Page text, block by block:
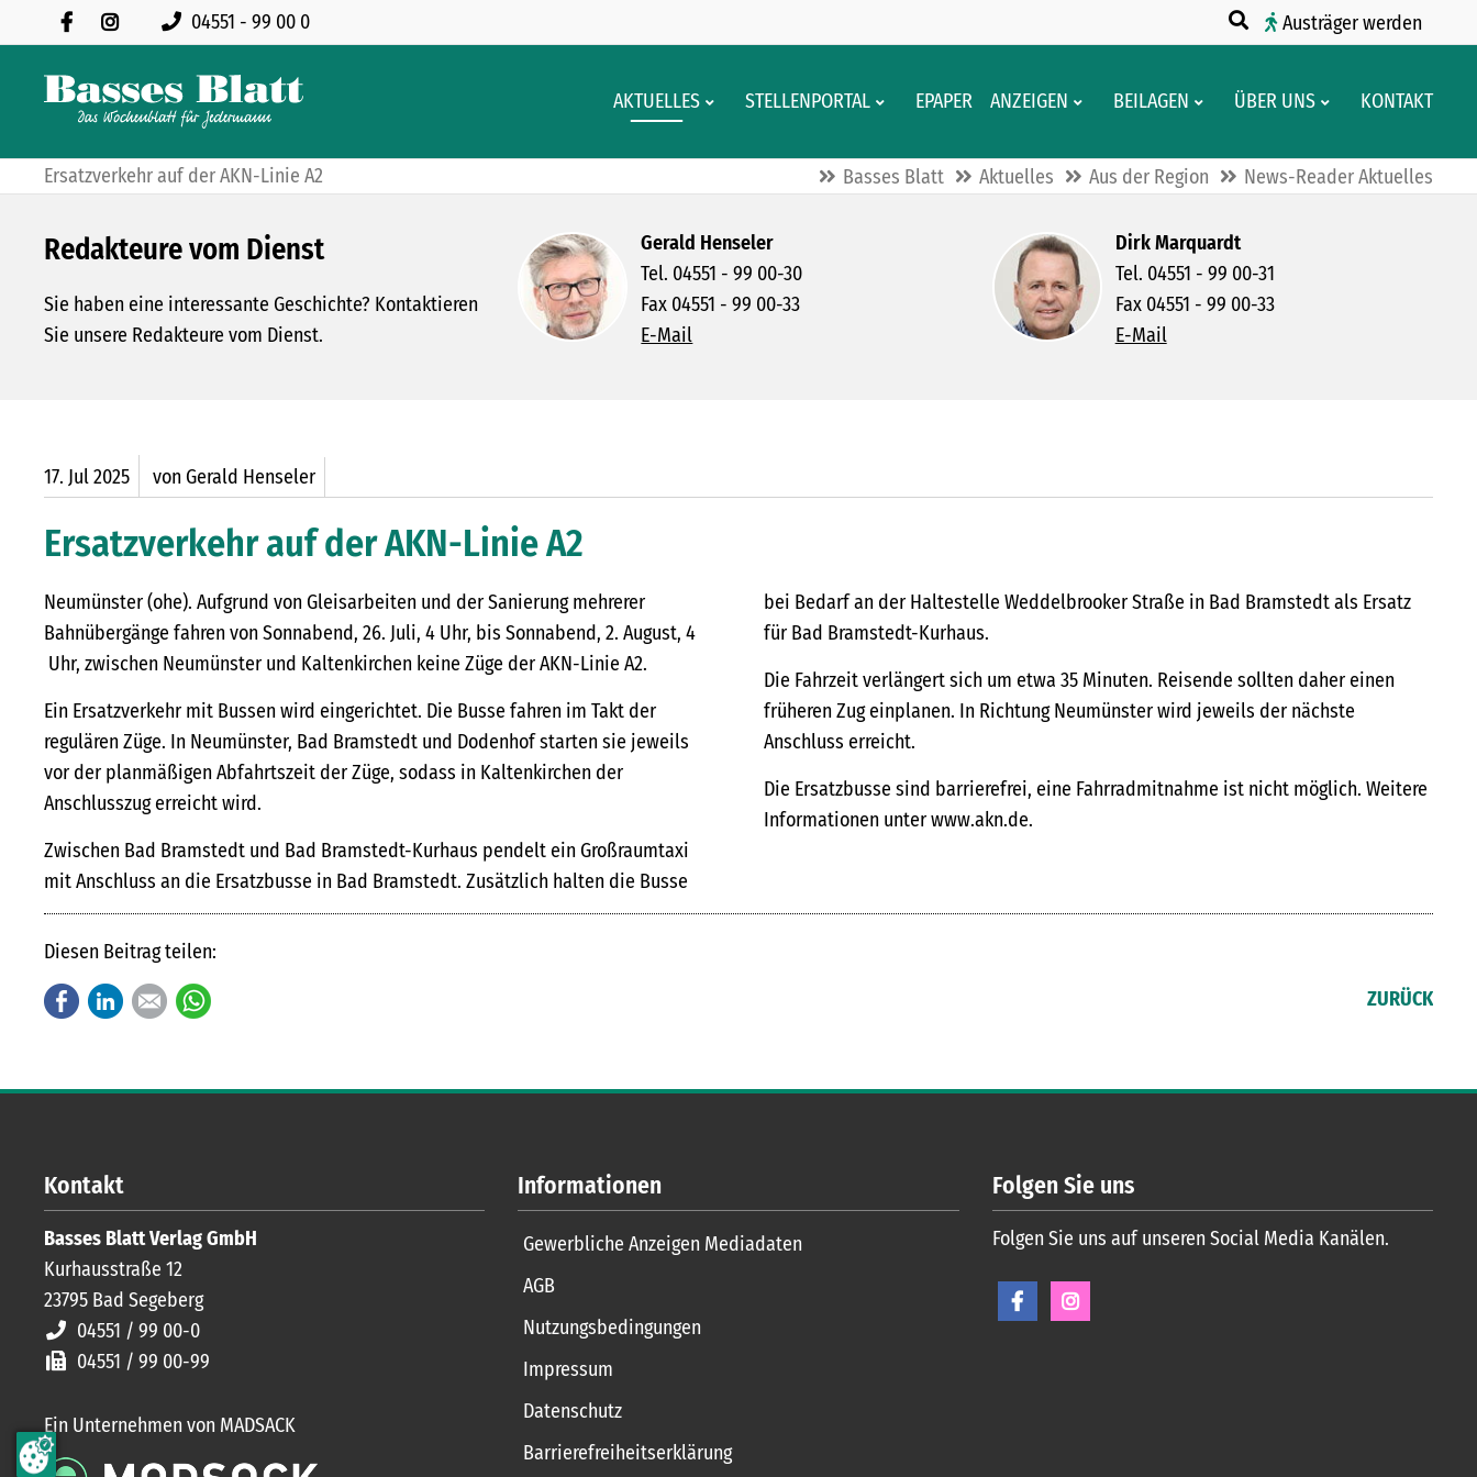
04551 - 99 00 0 Austräger werden
AKTUELLES STELLENPORTAL EPAPER ANZEIGEN BEILAGEN ÜBER UNS KONTAKT
Ersatzverkehr auf der AKN-Linie A2 Basses Blatt Aktuelles Aus der Region News-Reader Aktuelles
Redakteure vom Dienst
Sie haben eine interessante Geschichte? Kontaktieren
Sie unsere Redakteure vom Dienst.
Gerald Henseler
Tel. 04551 - 99 00-30
Fax 04551 - 99 00-33
E-Mail
Dirk Marquardt
Tel. 04551 - 99 00-31
Fax 04551 - 99 00-33
E-Mail
17. Jul2025 von Gerald Henseler
Ersatzverkehr auf der AKN-Linie A2
Neumünster (ohe). Aufgrund von Gleisarbeiten und der Sanierung mehrerer
Bahnübergänge fahren von Sonnabend, 26. Juli, 4 Uhr, bis Sonnabend, 2. August, 4
Uhr, zwischen Neumünster und Kaltenkirchen keine Züge der AKN-Linie A2.
Ein Ersatzverkehr mit Bussen wird eingerichtet. Die Busse fahren im Takt der
regulären Züge. In Neumünster, Bad Bramstedt und Dodenhof starten sie jeweils
vor der planmäßigen Abfahrtszeit der Züge, sodass in Kaltenkirchen der
Anschlusszug erreicht wird.
Zwischen Bad Bramstedt und Bad Bramstedt-Kurhaus pendelt ein Großraumtaxi
mit Anschluss an die Ersatzbusse in Bad Bramstedt. Zusätzlich halten die Busse
bei Bedarf an der Haltestelle Weddelbrooker Straße in Bad Bramstedt als Ersatz
für Bad Bramstedt-Kurhaus.
Die Fahrzeit verlängert sich um etwa 35 Minuten. Reisende sollten daher einen
früheren Zug einplanen. In Richtung Neumünster wird jeweils der nächste
Anschluss erreicht.
Die Ersatzbusse sind barrierefrei, eine Fahrradmitnahme ist nicht möglich. Weitere
Informationen unter www.akn.de.
Diesen Beitrag teilen:
FacebookLinkedInE-mail ZURÜCK
Kontakt
Basses Blatt Verlag GmbH
Kurhausstraße 12
23795 Bad Segeberg
04551 / 99 00-0
04551 / 99 00-99
Ein Unternehmen von MADSACK
Informationen
Gewerbliche Anzeigen Mediadaten
AGB
Nutzungsbedingungen
Impressum
Datenschutz
Barrierefreiheitserklärung
Folgen Sie uns
Folgen Sie uns auf unseren Social Media Kanälen.